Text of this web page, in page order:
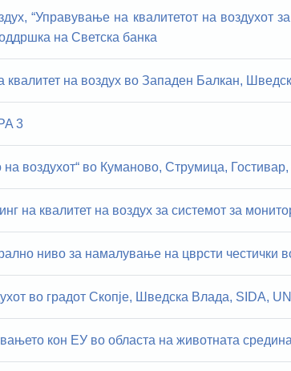
“Управување на квалитетот на воздухот
на Светска банка
квалитет на воздух во Западен Балкан,
3
воздухот“ во Куманово, Струмица,
на квалитет на воздух за системот за
ниво за намалување на цврсти честички
во градот Скопје, Шведска Влада, SIDA,
кон ЕУ во областа на животната